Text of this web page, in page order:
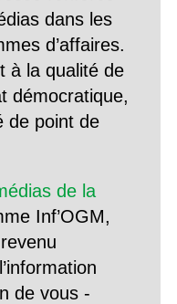
dans les
d’affaires.
à la qualité de
démocratique,
de point de
de la
Inf’OGM,
de vous -